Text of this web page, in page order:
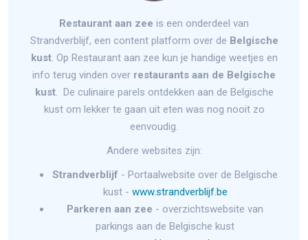
Restaurant aan zee is een onderdeel van
Strandverblijf, een content platform over de Belgische
kust. Op Restaurant aan zee kun je handige weetjes en
info terug vinden over restaurants aan de Belgische
kust. De culinaire parels ontdekken aan de Belgische
kust om lekker te gaan uit eten was nog nooit zo
eenvoudig.
Andere websites zijn:
Strandverblijf - Portaalwebsite over de Belgische
kust - www.strandverblijf.be
Parkeren aan zee - overzichtswebsite van
parkings aan de Belgische kust